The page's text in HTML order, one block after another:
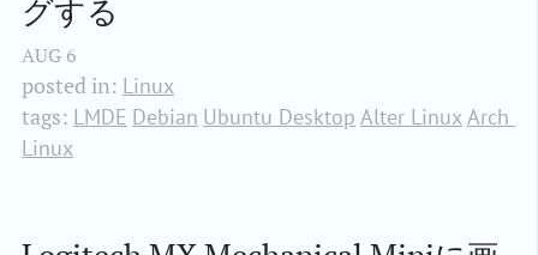
グする
AUG 6
posted in: Linux
tags: LMDE Debian Ubuntu Desktop Alter LinuxArch
Linux